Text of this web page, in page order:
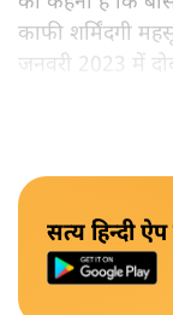
का कहना है कि
काफी शर्मिंदगी
जनवरी 2023 में
सत्य हिन्दी ऐप